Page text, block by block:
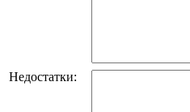
Недостатки: